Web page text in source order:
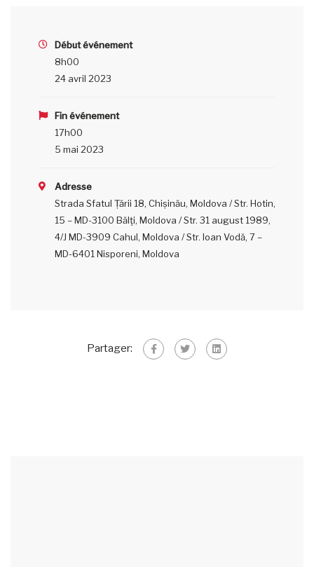
Début événement
8h00
24 avril 2023
Fin événement
17h00
5 mai 2023
Adresse
Strada Sfatul Țării 18, Chișinău, Moldova / Str. Hotin,
15 – MD-3100 Bălţi, Moldova / Str. 31 august 1989,
4/J MD-3909 Cahul, Moldova / Str. Ioan Vodă, 7 –
MD-6401 Nisporeni, Moldova
Partager: